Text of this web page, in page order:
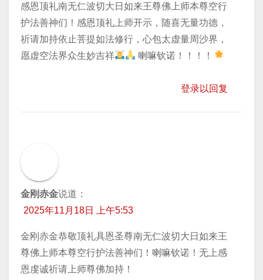
感恩顶礼南无仁波切大日如来王尊佛上师本尊空行
护法善神们！感恩顶礼上师开示，随喜无量功德，
祈请加持​依止菩提如法修行，心包太虚量周沙界，
愿虚空法界众生妙吉祥
喇嘛钦诺！！！！
登录以回复
金刚赤金说道：
2025年11月18日 上午5:53
金刚赤金恭敬顶礼具恩圣尊南无仁波切大日如来王
尊佛上师本尊空行护法善神们！喇嘛钦诺！无上感
恩虔诚祈请上师尊佛加持！